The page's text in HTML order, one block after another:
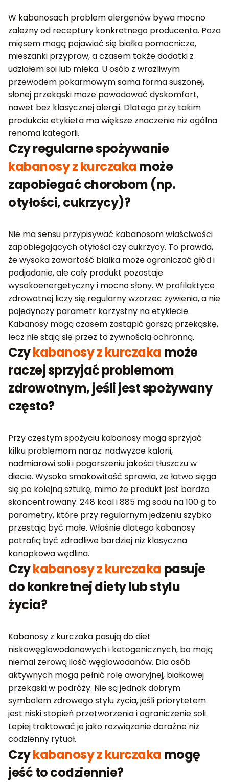
W kabanosach problem alergenów bywa mocno
zależny od receptury konkretnego producenta. Poza
mięsem mogą pojawiać się białka pomocnicze,
mieszanki przypraw, a czasem także dodatki z
udziałem soi lub mleka. U osób z wrażliwym
przewodem pokarmowym sama forma suszonej,
słonej przekąski może powodować dyskomfort,
nawet bez klasycznej alergii. Dlatego przy takim
produkcie etykieta ma większe znaczenie niż ogólna
renoma kategorii.
Czy regularne spożywanie
kabanosy z kurczakamoże
zapobiegać chorobom (np.
otyłości, cukrzycy)?
Nie ma sensu przypisywać kabanosom właściwości
zapobiegających otyłości czy cukrzycy. To prawda,
że wysoka zawartość białka może ograniczać głód i
podjadanie, ale cały produkt pozostaje
wysokoenergetyczny i mocno słony. W profilaktyce
zdrowotnej liczy się regularny wzorzec żywienia, a nie
pojedynczy parametr korzystny na etykiecie.
Kabanosy mogą czasem zastąpić gorszą przekąskę,
lecz nie stają się przez to żywnością ochronną.
Czykabanosy z kurczaka może
raczej sprzyjać problemom
zdrowotnym, jeśli jest spożywany
często?
Przy częstym spożyciu kabanosy mogą sprzyjać
kilku problemom naraz: nadwyżce kalorii,
nadmiarowi soli i pogorszeniu jakości tłuszczu w
diecie. Wysoka smakowitość sprawia, że łatwo sięga
się po kolejną sztukę, mimo że produkt jest bardzo
skoncentrowany. 248 kcal i 885 mg sodu na 100 g to
parametry, które przy regularnym jedzeniu szybko
przestają być małe. Właśnie dlatego kabanosy
potrafią być zdradliwe bardziej niż klasyczna
kanapkowa wędlina.
Czykabanosy z kurczaka pasuje
do konkretnej diety lub stylu
życia?
Kabanosy z kurczaka pasują do diet
niskowęglowodanowych i ketogenicznych, bo mają
niemal zerową ilość węglowodanów. Dla osób
aktywnych mogą pełnić rolę awaryjnej, białkowej
przekąski w podróży. Nie są jednak dobrym
symbolem zdrowego stylu życia, jeśli priorytetem
jest niski stopień przetworzenia i ograniczenie soli.
Lepiej traktować je jako rozwiązanie doraźne niż
codzienny rytuał.
Czykabanosy z kurczaka mogę
jeść to codziennie?